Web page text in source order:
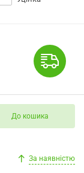
До кошика
За наявністю